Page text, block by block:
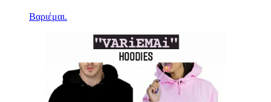
Βαριέμαι.